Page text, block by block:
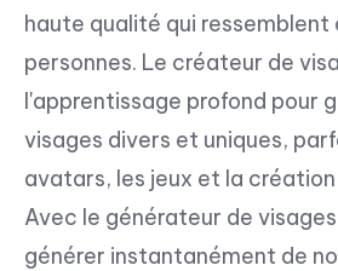
haute qualité qui ressemblent
personnes. Le créateur de
l'apprentissage profond pour
visages divers et uniques,
avatars, les jeux et la
Avec le générateur de
générer instantanément de